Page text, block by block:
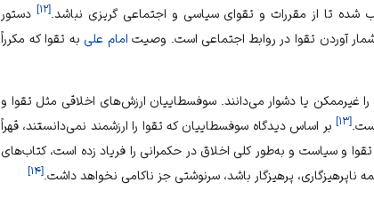
شده تا از مقررات و تقوای سیاسی و اجتماعی گریزی نباشد.[۱۲] دستور
آوردن تقوا در روابط اجتماعی است. وصیت امام علیبه تقوا که مکرراً
غیرممکن یا دشوار می‌دانند. سوفسطاییان ارزش‌های اخلاقی مثل تقوا و
[۱۳] بر اساس دیدگاه سوفسطاییان که تقوا را ارزشمند نمی‌دانستند، قهراً
و سیاست و به‌طور کلی اخلاق در حکمرانی را فریاد زده است، کتاب‌های
پرهیزگار باشد، سرنوشتی جز ناکامی نخواهد داشت.[۱۴]